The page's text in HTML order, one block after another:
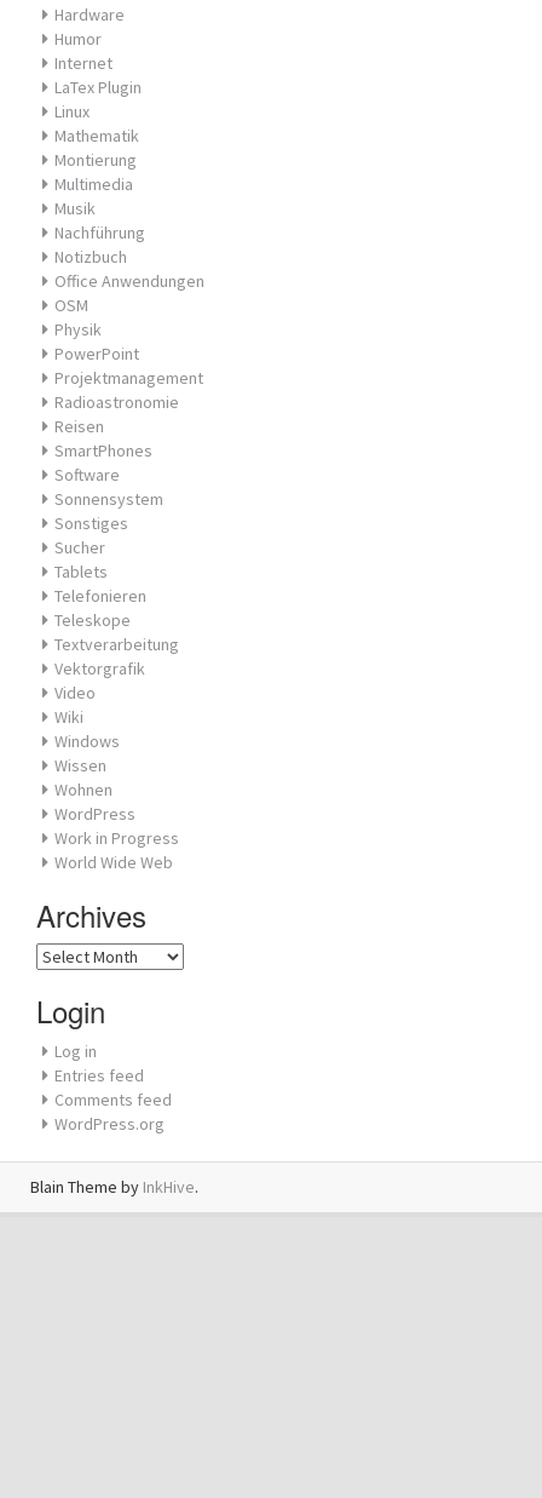
Hardware
Humor
Internet
LaTex Plugin
Linux
Mathematik
Montierung
Multimedia
Musik
Nachführung
Notizbuch
Office Anwendungen
OSM
Physik
PowerPoint
Projektmanagement
Radioastronomie
Reisen
SmartPhones
Software
Sonnensystem
Sonstiges
Sucher
Tablets
Telefonieren
Teleskope
Textverarbeitung
Vektorgrafik
Video
Wiki
Windows
Wissen
Wohnen
WordPress
Work in Progress
World Wide Web
Archives
Archives
Login
Log in
Entries feed
Comments feed
WordPress.org
Blain Theme by InkHive.